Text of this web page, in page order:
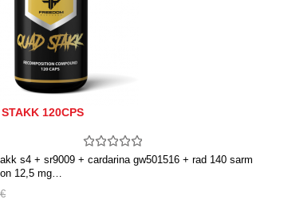
120CPS
s4 + sr9009 + cardarina gw501516 + rad 140 sarm
12,5 mg…